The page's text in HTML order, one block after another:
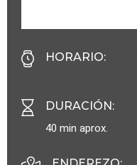
HORARIO:
DURACIÓN:
40 min aprox.